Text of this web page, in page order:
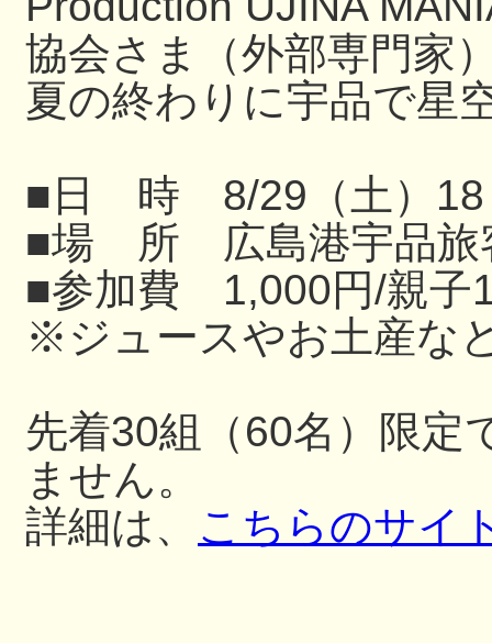
協会さま（外部専門家
夏の終わりに宇品で星
■日 時 8/29（土）18
■場 所 広島港宇品旅
■参加費 1,000円/親子
※ジュースやお土産な
先着30組（60名）限定
ません。
詳細は、 こちらのサイ